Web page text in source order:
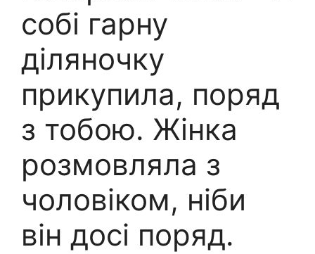
собі гарну
діляночку
прикупила, поряд
з тобою. Жінка
розмовляла з
чоловіком, ніби
він досі поряд.